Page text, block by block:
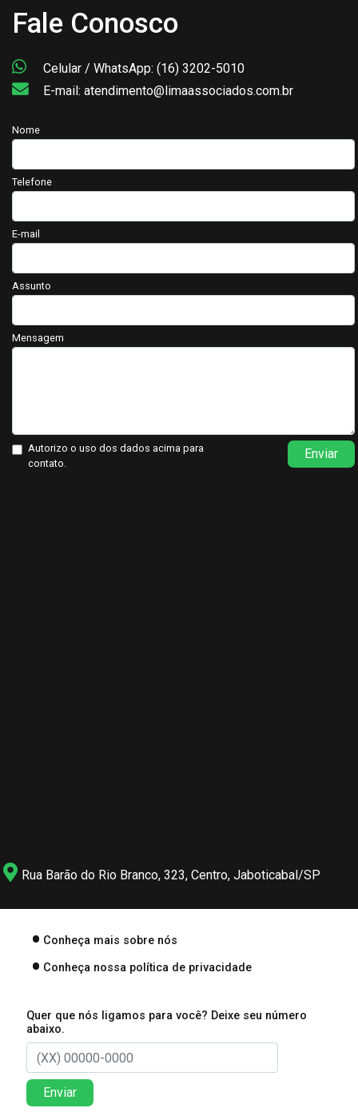
Fale Conosco
Celular / WhatsApp: (16) 3202-5010
E-mail: atendimento@limaassociados.com.br
Nome
Telefone
E-mail
Assunto
Mensagem
Autorizo o uso dos dados acima para
contato.
Enviar
Rua Barão do Rio Branco, 323, Centro, Jaboticabal/SP
Conheça mais sobre nós
Conheça nossa política de privacidade
Quer que nós ligamos para você? Deixe seu número
abaixo.
Enviar